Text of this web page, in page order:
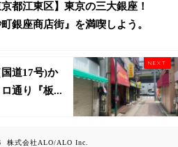
京都江東区】東京の三大銀座！
町銀座商店街』を満喫しよう。
道17号)か
通り『板...
株式会社ALO/ALO Inc.